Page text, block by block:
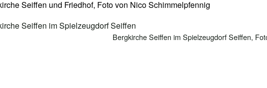
Bergkirche Seiffen im Spielzeugdorf Seiffen,